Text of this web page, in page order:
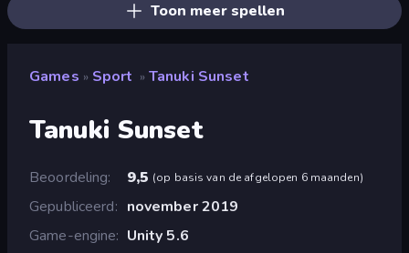
Toon meer spellen
Games » Sport » Tanuki Sunset
Tanuki Sunset
Beoordeling 9,5 (op basis van de afgelopen 6 maanden)
Gepubliceerd
november 2019
Game-engine
Unity 5.6